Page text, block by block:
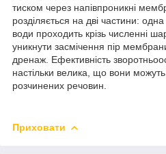
тиском через напівпроникні
розділяється на дві частини:
води проходить крізь численні
уникнути засмічення пір
дренаж. Ефективність
настільки велика, що вони
розчинених речовин.
Приховати